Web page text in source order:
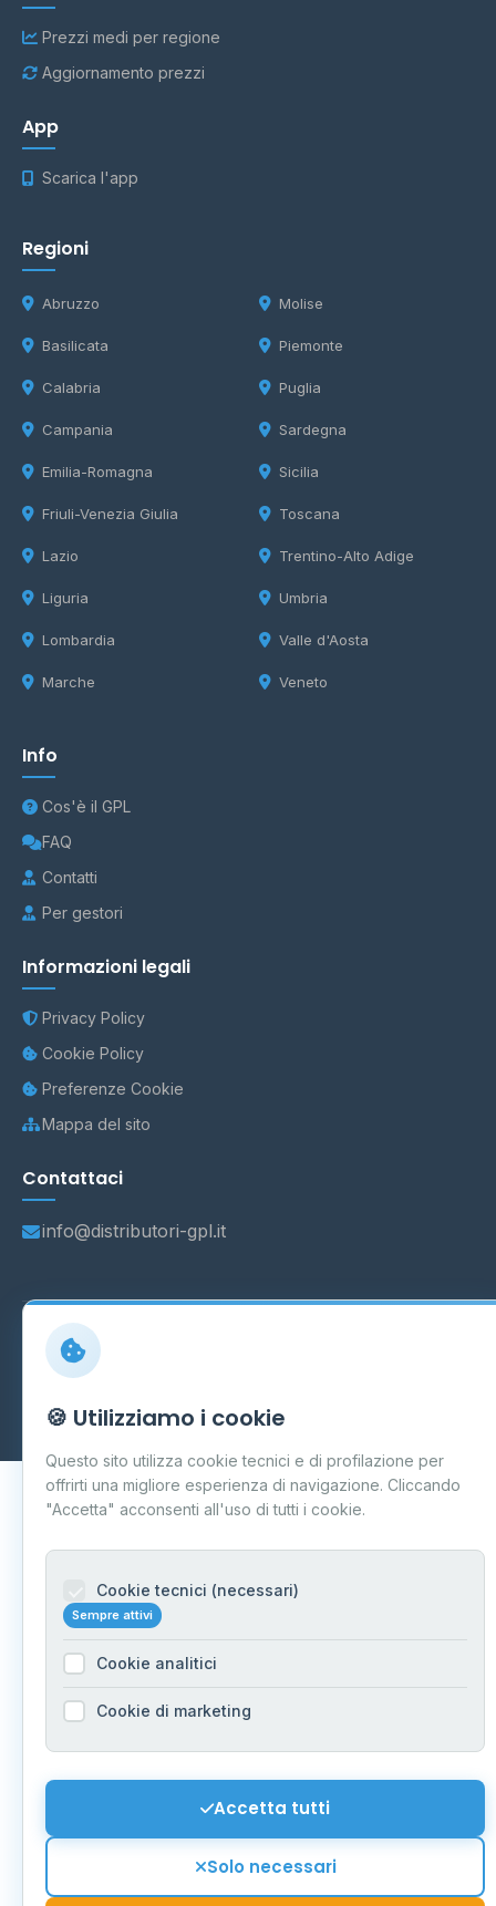
Prezzi medi per regione
Aggiornamento prezzi
App
Scarica l'app
Regioni
Abruzzo
Basilicata
Calabria
Campania
Emilia-Romagna
Friuli-Venezia Giulia
Lazio
Liguria
Lombardia
Marche
Molise
Piemonte
Puglia
Sardegna
Sicilia
Toscana
Trentino-Alto Adige
Umbria
Valle d'Aosta
Veneto
Info
Cos'è il GPL
FAQ
Contatti
Per gestori
Informazioni legali
Privacy Policy
Cookie Policy
Preferenze Cookie
Mappa del sito
Contattaci
info@distributori-gpl.it
© 2026 - Distributori di GPL -
Dati forniti da Ministero delle Imprese e del Made in Italy
Aggiornamento quotidiano
🍪 Utilizziamo i cookie
Questo sito utilizza cookie tecnici e di profilazione per
offrirti una migliore esperienza di navigazione. Cliccando
"Accetta" acconsenti all'uso di tutti i cookie.
Cookie tecnici (necessari)
Sempre attivi
Cookie analitici
Cookie di marketing
Accetta tutti
Solo necessari